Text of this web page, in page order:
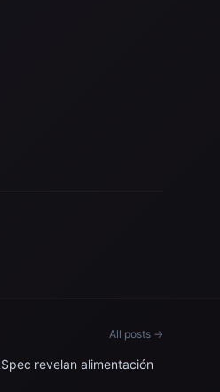
All posts →
revelan alimentación